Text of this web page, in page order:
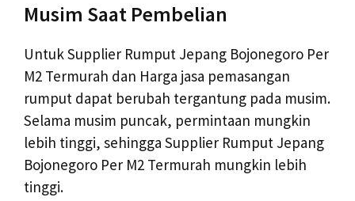
Musim Saat Pembelian
Untuk Supplier Rumput Jepang Bojonegoro Per
M2 Termurah dan Harga jasa pemasangan
rumput dapat berubah tergantung pada musim.
Selama musim puncak, permintaan mungkin
lebih tinggi, sehingga Supplier Rumput Jepang
Bojonegoro Per M2 Termurah mungkin lebih
tinggi.